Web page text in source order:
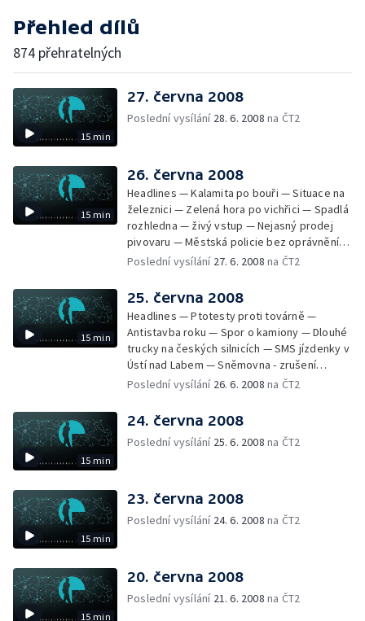
Přehled dílů
874 přehratelných
15 min
27. června 2008
Poslední vysílání 28. 6. 2008 na ČT2
15 min
26. června 2008
Headlines — Kalamita po bouři — Situace na
železnici — Zelená hora po vichřici — Spadlá
rozhledna — živý vstup — Nejasný prodej
pivovaru — Městská policie bez oprávnění
měřit rychlost — Zákon o odpadech —
Hodiny ze sbírek Pražského hradu
Poslední vysílání 27. 6. 2008 na ČT2
15 min
25. června 2008
Headlines — Ptotesty proti továrně —
Antistavba roku — Spor o kamiony — Dlouhé
trucky na českých silnicích — SMS jízdenky v
Ústí nad Labem — Sněmovna - zrušení
poplatků za novorozence a důchod — Stát
soudu — Shakespearovské slavnosti —
Národní archiv vlastní stížnostní list
Poslední vysílání 26. 6. 2008 na ČT2
15 min
24. června 2008
Poslední vysílání 25. 6. 2008 na ČT2
15 min
23. června 2008
Poslední vysílání 24. 6. 2008 na ČT2
15 min
20. června 2008
Poslední vysílání 21. 6. 2008 na ČT2